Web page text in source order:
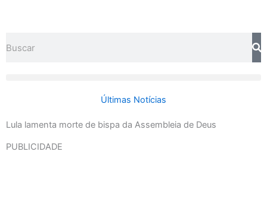
conteúdo
Últimas Notícias
Lula lamenta morte de bispa da Assembleia de Deus
PUBLICIDADE